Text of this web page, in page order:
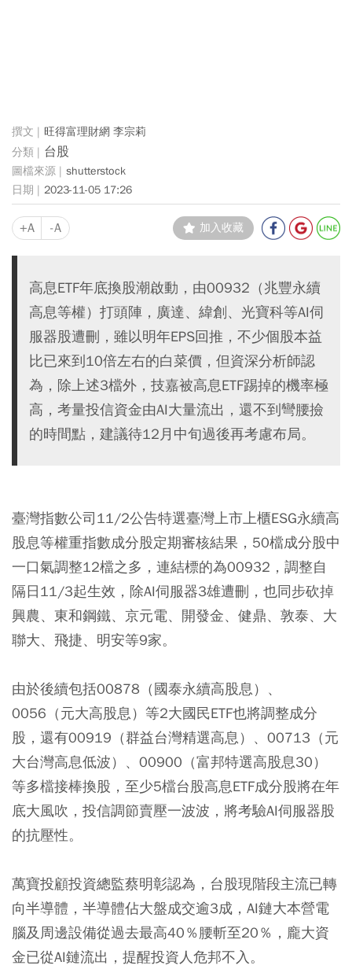
旺得富理財網 李宗莉
台股
shutterstock
2023-11-05 17:26
+A -A 加入收藏
高息ETF年底換股潮啟動，由00932（兆豐永續
高息等權）打頭陣，廣達、緯創、光寶科等AI伺
服器股遭刪，雖以明年EPS回推，不少個股本益
比已來到10倍左右的白菜價，但資深分析師認
為，除上述3檔外，技嘉被高息ETF踢掉的機率極
高，考量投信資金由AI大量流出，還不到彎腰撿
的時間點，建議待12月中旬過後再考慮布局。
臺灣指數公司11/2公告特選臺灣上市上櫃ESG永續高
股息等權重指數成分股定期審核結果，50檔成分股中
一口氣調整12檔之多，連結標的為00932，調整自
隔日11/3起生效，除AI伺服器3雄遭刪，也同步砍掉
興農、東和鋼鐵、京元電、開發金、健鼎、敦泰、大
聯大、飛捷、明安等9家。
由於後續包括00878（國泰永續高股息）、
0056（元大高股息）等2大國民ETF也將調整成分
股，還有00919（群益台灣精選高息）、00713（元
大台灣高息低波）、00900（富邦特選高股息30）
等多檔接棒換股，至少5檔台股高息ETF成分股將在年
底大風吹，投信調節賣壓一波波，將考驗AI伺服器股
的抗壓性。
萬寶投顧投資總監蔡明彰認為， 台股現階段主流已轉
向半導體，半導體佔大盤成交逾3成，AI鏈大本營電
腦及周邊設備從過去最高40％腰斬至20％，龐大資
金已從AI鏈流出 ，提醒投資人危邦不入。